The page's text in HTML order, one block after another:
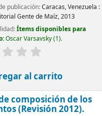
publicación:Caracas, Venezuela :
Gente de Maíz,2013
Ítems disponibles para
Oscar Varsavsky(1).
al carrito
composición de los
(Revisión 2012).